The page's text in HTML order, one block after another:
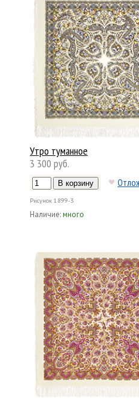
Утро туманное
3 300 руб.
Рисунок 1899-3
Наличие:много